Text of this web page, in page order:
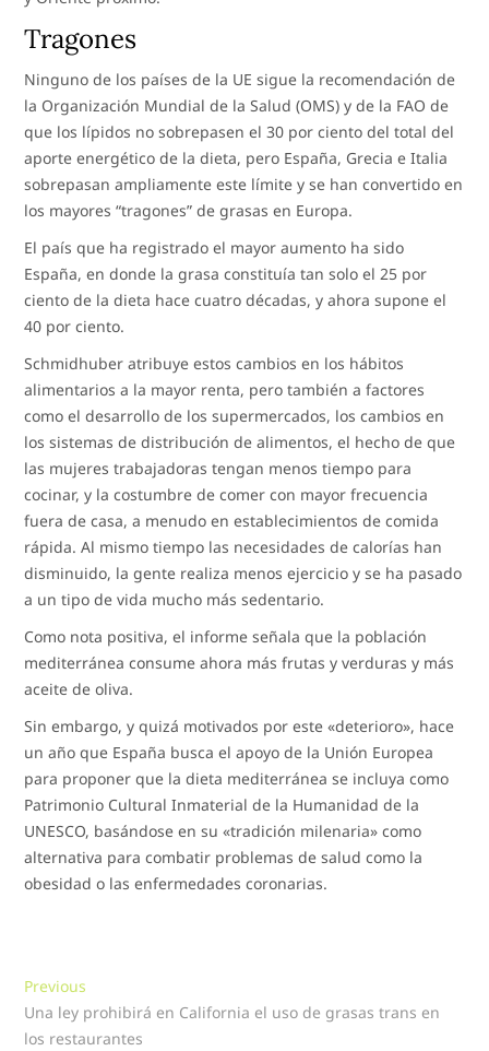
Tragones
Ninguno de los países de la UE sigue la recomendación de
la Organización Mundial de la Salud (OMS) y de la FAO de
que los lípidos no sobrepasen el 30 por ciento del total del
aporte energético de la dieta, pero España, Grecia e Italia
sobrepasan ampliamente este límite y se han convertido en
los mayores “tragones” de grasas en Europa.
El país que ha registrado el mayor aumento ha sido
España, en donde la grasa constituía tan solo el 25 por
ciento de la dieta hace cuatro décadas, y ahora supone el
40 por ciento.
Schmidhuber atribuye estos cambios en los hábitos
alimentarios a la mayor renta, pero también a factores
como el desarrollo de los supermercados, los cambios en
los sistemas de distribución de alimentos, el hecho de que
las mujeres trabajadoras tengan menos tiempo para
cocinar, y la costumbre de comer con mayor frecuencia
fuera de casa, a menudo en establecimientos de comida
rápida. Al mismo tiempo las necesidades de calorías han
disminuido, la gente realiza menos ejercicio y se ha pasado
a un tipo de vida mucho más sedentario.
Como nota positiva, el informe señala que la población
mediterránea consume ahora más frutas y verduras y más
aceite de oliva.
Sin embargo, y quizá motivados por este «deterioro», hace
un año que España busca el apoyo de la Unión Europea
para proponer que la dieta mediterránea se incluya como
Patrimonio Cultural Inmaterial de la Humanidad de la
UNESCO, basándose en su «tradición milenaria» como
alternativa para combatir problemas de salud como la
obesidad o las enfermedades coronarias.
Navegación
de
Previous
post:
Una ley prohibirá en California el uso de grasas trans en
los restaurantes